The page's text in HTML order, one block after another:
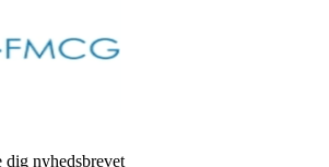
nyhedsbrevet